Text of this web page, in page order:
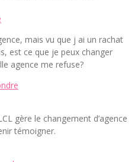
mais vu que j ai un rachat
est ce que je peux changer
agence me refuse?
gère le changement d’agence
témoigner.